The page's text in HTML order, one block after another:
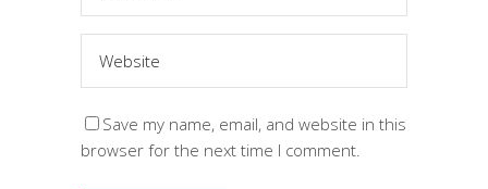
Save my name, email, and website in this
browser for the next time I comment.